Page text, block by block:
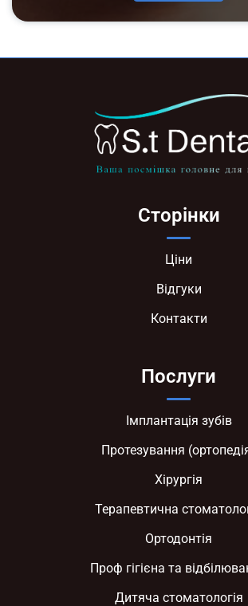
Сторінки
Ціни
Відгуки
Контакти
Послуги
Імплантація зубів
Протезування
Хірургія
Терапевтична
Ортодонтія
Проф гігієна та
Дитяча стоматологія